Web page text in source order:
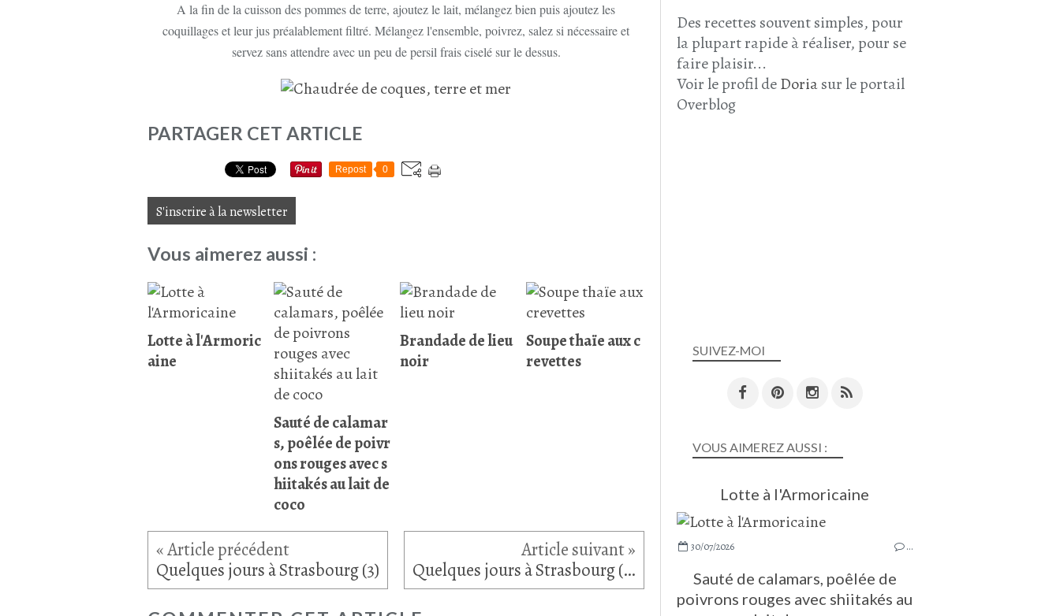
A la fin de la cuisson des pommes de terre, ajoutez le lait, mélangez bien puis ajoutez les
coquillages et leur jus préalablement filtré. Mélangez l'ensemble, poivrez, salez si nécessaire et
servez sans attendre avec un peu de persil frais ciselé sur le dessus.
PARTAGER CET ARTICLE
Repost 0
S'inscrire à la newsletter
Vous aimerez aussi :
Lotte à l'Armoric
aine
Sauté de calamar
s, poêlée de poivr
ons rouges avec s
hiitakés au lait de
coco
Brandade de lieu
noir
Soupe thaïe aux c
revettes
Quelques jours à Strasbourg (3) Quelques jours à Strasbourg (4)
SUIVEZ-MOI
Des recettes souvent simples, pour
la plupart rapide à réaliser, pour se
faire plaisir...
Voir le profil deDoriasur le portail
Overblog
VOUS AIMEREZ AUSSI :
Lotte à l'Armoricaine
30/07/2026 …
Sauté de calamars, poêlée de
poivrons rouges avec shiitakés au